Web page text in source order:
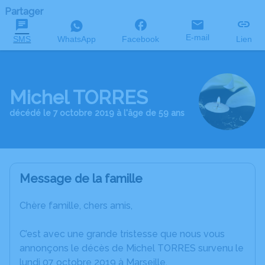
Partager
SMS WhatsApp Facebook E-mail Lien
Michel TORRES
décédé le 7 octobre 2019 à l'âge de 59 ans
Message de la famille
Chère famille, chers amis,
C’est avec une grande tristesse que nous vous
annonçons le décès de Michel TORRES survenu le
lundi 07 octobre 2019 à Marseille.